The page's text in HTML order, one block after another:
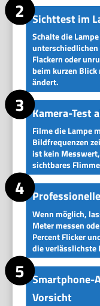
Sichttest im
Schalte die
Flackern oder
beim kurzen
ändert.
Kamera-Test
Filme die Lampe
Bildfrequenzen
ist kein
sichtbares
Wenn möglich,
Meter messen
Percent Flicker
die verlässlichste
Smartphone-
Vorsicht